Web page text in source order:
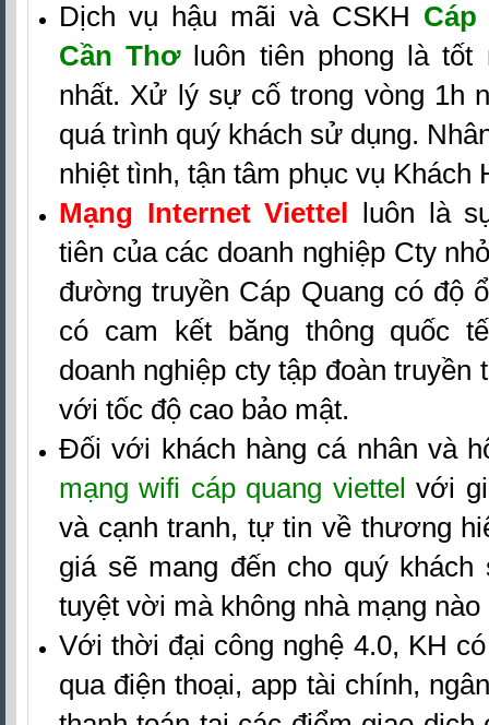
Dịch vụ hậu mãi và CSKH Cáp
Cần Thơluôn tiên phong là tốt
nhất. Xử lý sự cố trong vòng 1h
quá trình quý khách sử dụng.
nhiệt tình, tận tâm phục vụ Khách
Mạng Internet Viettel
luôn là
tiên của các doanh nghiệp Cty
đường truyền Cáp Quang có độ
có cam kết băng thông quốc
doanh nghiệp cty tập đoàn truyền
với tốc độ cao bảo mật.
Đối với khách hàng cá nhân và
mạng wifi cáp quang viettel với
và cạnh tranh, tự tin về thương
giá sẽ mang đến cho quý khách
tuyệt vời mà không nhà mạng
Với thời đại công nghệ 4.0, KH
qua điện thoại, app tài chính,